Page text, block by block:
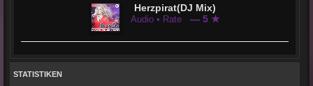
Herzpirat(DJ Mix)
Audio • Rate — 5 ★
STATISTIKEN